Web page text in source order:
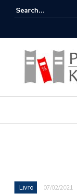
Livro 07/02/2021